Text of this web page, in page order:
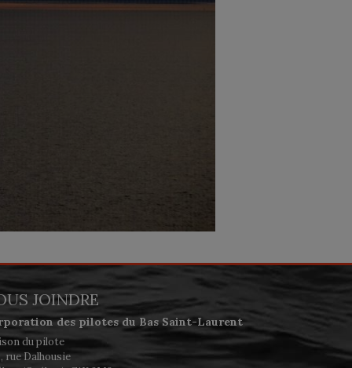
JOINDRE
des pilotes du Bas Saint-Laurent
du pilote
rue Dalhousie